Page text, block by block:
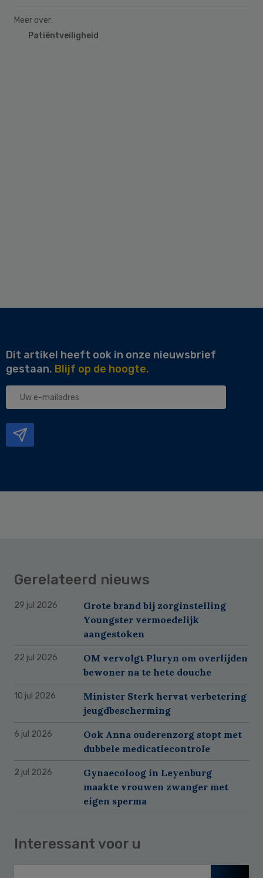
Meer over:
Patiëntveiligheid
Dit artikel heeft ook in onze nieuwsbrief
gestaan. Blijf op de hoogte.
Uw
Gerelateerd nieuws
29 jul 2026
Grote brand bij zorginstelling
Youngster vermoedelijk
aangestoken
22 jul 2026
OM vervolgt Pluryn om overlijden
bewoner na te hete douche
10 jul 2026
Minister Sterk hervat verbetering
jeugdbescherming
6 jul 2026
Ook Anna ouderenzorg stopt met
dubbele medicatiecontrole
2 jul 2026
Gynaecoloog in Leyenburg
maakte vrouwen zwanger met
eigen sperma
Interessant voor u